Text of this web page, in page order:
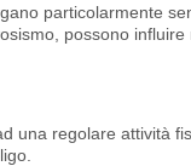
particolarmente
possono
una regolare attività